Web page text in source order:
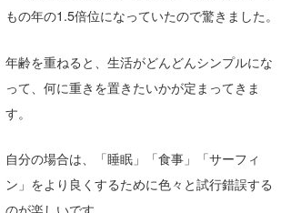
もの年の1.5倍位になっていたので驚きました。
年齢を重ねると、生活がどんどんシンプルにな
って、何に重きを置きたいかが定まってきま
す。
自分の場合は、「睡眠」「食事」「サーフィ
ン」をより良くするために色々と試行錯誤する
Romisea